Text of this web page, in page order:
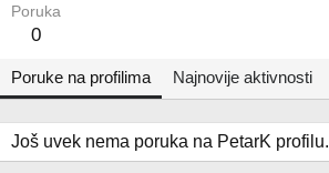
Poruka
0
Poruke na profilima Najnovije aktivnosti
Još uvek nema poruka na PetarK profilu.